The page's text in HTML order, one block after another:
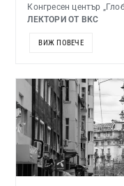
Конгресен център
ЛЕКТОРИ ОТ ВКС
ВИЖ ПОВЕЧЕ